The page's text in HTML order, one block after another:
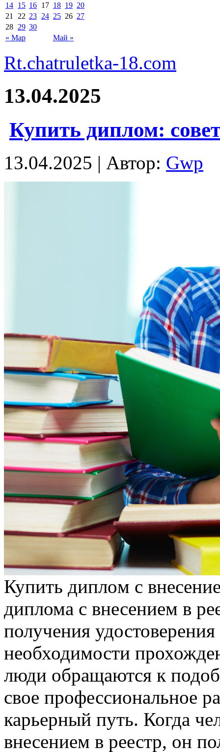
« Мар Май »
14 15 16 17 18 19 20
21
22 23 24 25 26 27
28 29 30
Rt.chatruletka-18.com
13.04.2025
Купить диплом:
13.04.2025 | Автор: Gwp
Купить диплoм с
диплома с внесением в
получения
необходимости
люди обращаются к
свое профессиональное
карьерный путь. Когда
внесением в реестр, он